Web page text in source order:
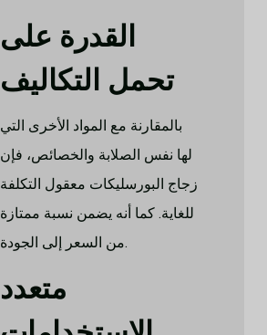
القدرة على
تحمل التكاليف
بالمقارنة مع المواد الأخرى التي
لها نفس الصلابة والخصائص، فإن
زجاج البورسليكات معقول التكلفة
للغاية. كما أنه يضمن نسبة ممتازة
من السعر إلى الجودة.
متعدد